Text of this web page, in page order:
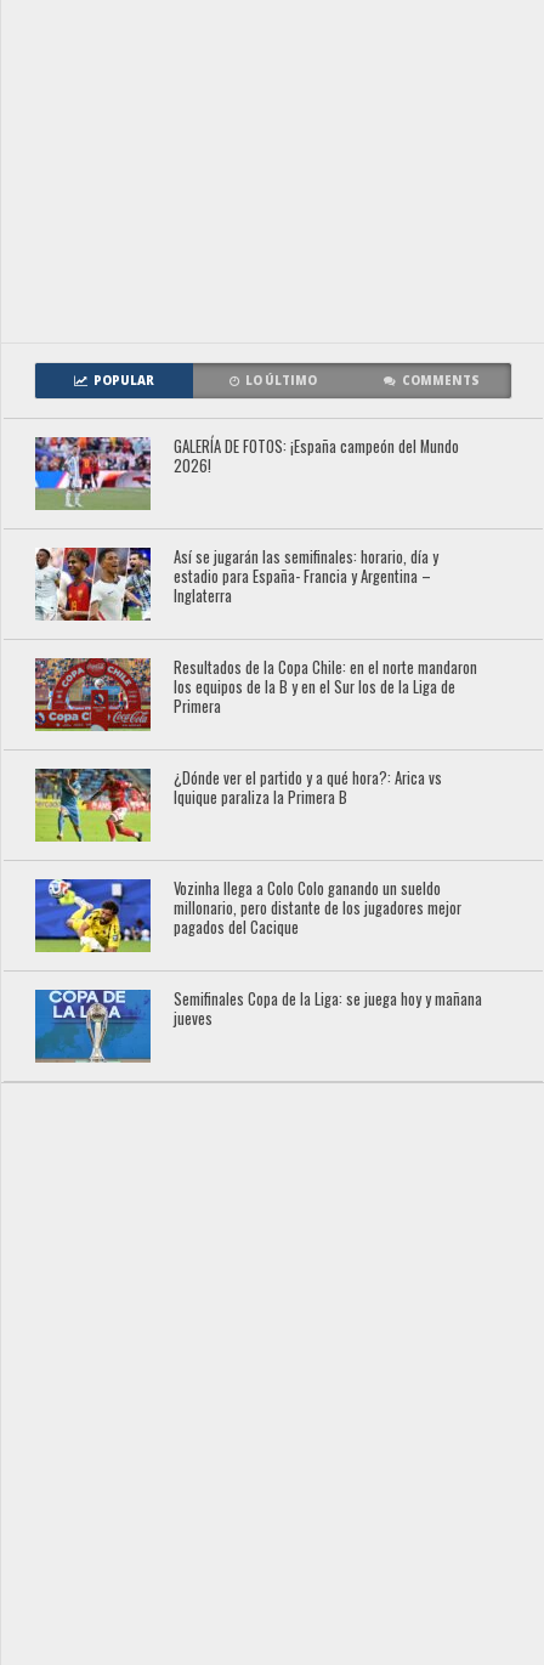
POPULAR LO ÚLTIMO COMMENTS
GALERÍA DE FOTOS: ¡España campeón del Mundo
2026!
Así se jugarán las semifinales: horario, día y
estadio para España- Francia y Argentina –
Inglaterra
Resultados de la Copa Chile: en el norte mandaron
los equipos de la B y en el Sur los de la Liga de
Primera
¿Dónde ver el partido y a qué hora?: Arica vs
Iquique paraliza la Primera B
Vozinha llega a Colo Colo ganando un sueldo
millonario, pero distante de los jugadores mejor
pagados del Cacique
Semifinales Copa de la Liga: se juega hoy y mañana
jueves